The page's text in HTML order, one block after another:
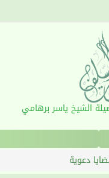
الشيخ ياسر برهامي
دعوية